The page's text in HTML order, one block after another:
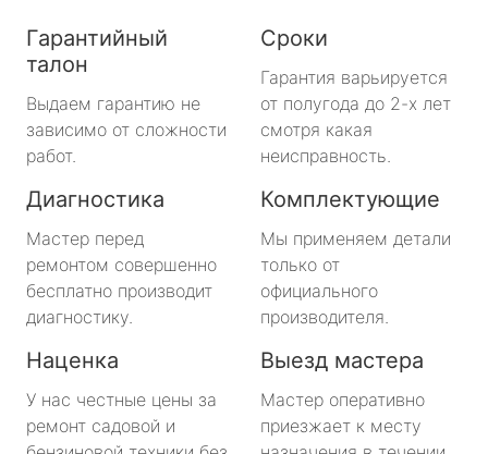
Гарантийный
талон
Выдаем гарантию не
зависимо от сложности
работ.
Сроки
Гарантия варьируется
от полугода до 2-х лет
смотря какая
неисправность.
Диагностика
Мастер перед
ремонтом совершенно
бесплатно производит
диагностику.
Комплектующие
Мы применяем детали
только от
официального
производителя.
Наценка
У нас честные цены за
ремонт садовой и
Выезд мастера
Мастер оперативно
приезжает к месту